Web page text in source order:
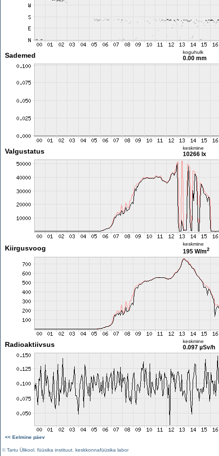
Sademed koguhulk
0.00 mm
Valgustatus keskmine
10266 lx
Kiirgusvoog
keskmine
195 W/m2
Radioaktiivsus keskmine
0.097 µSv/h
<< Eelmine päev
©Tartu Ülikool füüsika instituut keskkonnafüüsika labor